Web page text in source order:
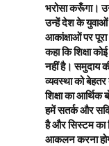
भरोसा करूँगा।
उन्हें देश के
आकांक्षाओं पर
कहा कि शिक्षा
नहीं है। समुदाय
व्यवस्था को
शिक्षा का आर्थिक
हमें सतर्क और
है और सिस्टम का
आकलन करना